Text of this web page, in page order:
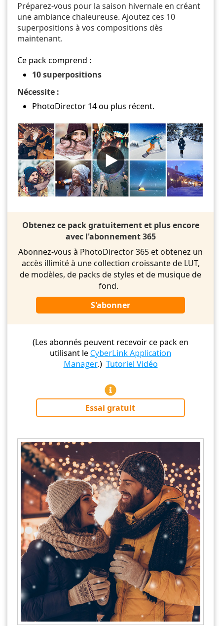
Préparez-vous pour la saison hivernale en créant
une ambiance chaleureuse. Ajoutez ces 10
superpositions à vos compositions dès
maintenant.
Ce pack comprend :
10 superpositions
Nécessite :
PhotoDirector 14 ou plus récent.
Obtenez ce pack gratuitement et plus encore
avec l'abonnement 365
Abonnez-vous à PhotoDirector 365 et obtenez un
accès illimité à une collection croissante de LUT,
de modèles, de packs de styles et de musique de
fond.
S'abonner
(Les abonnés peuvent recevoir ce pack en
utilisant leCyberLink Application
Manager.) Tutoriel Vidéo
Essai gratuit